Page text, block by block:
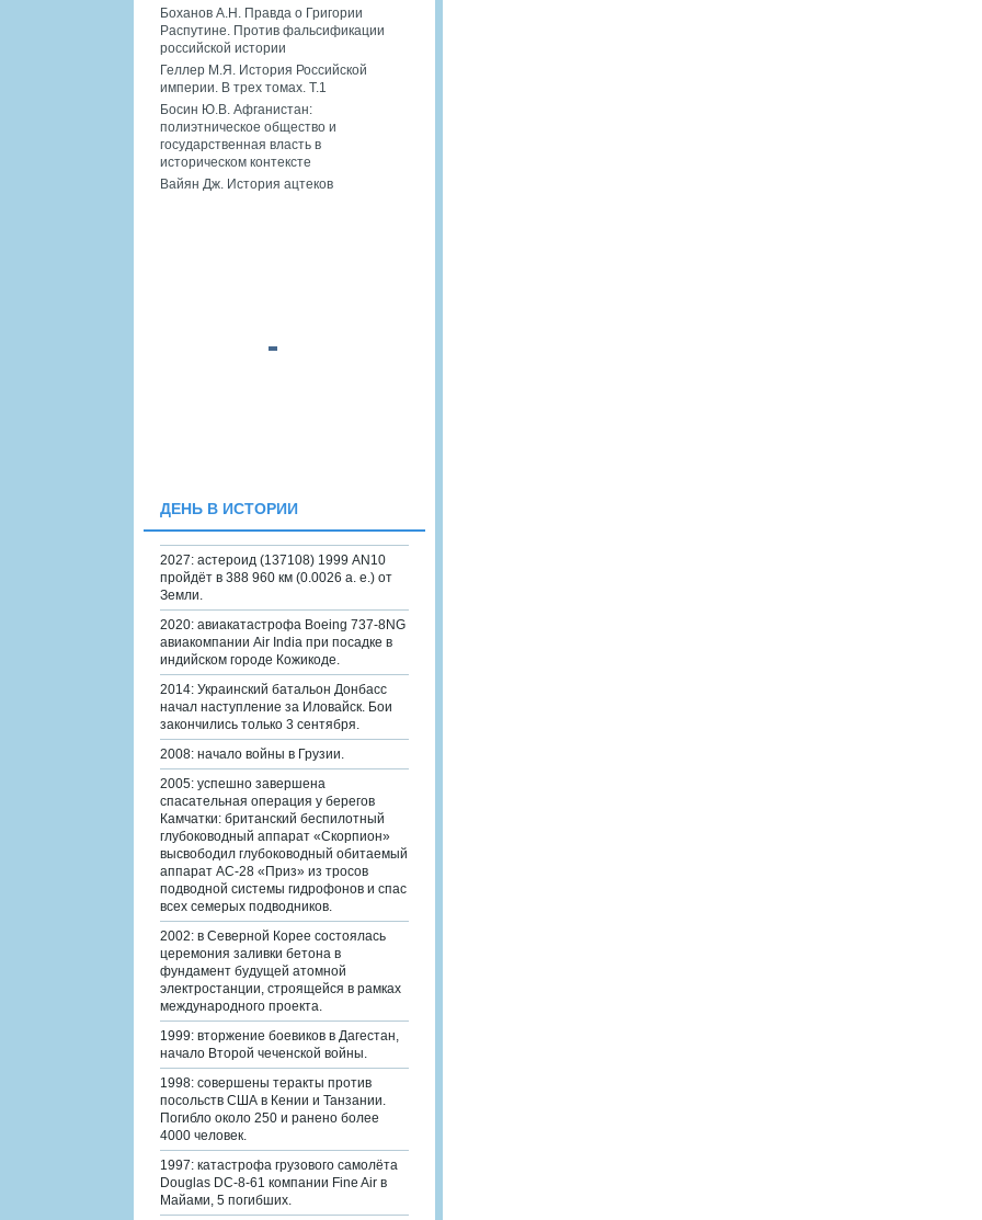
Боханов А.Н. Правда о Григории
Распутине. Против фальсификации
российской истории
Геллер М.Я. История Российской
империи. В трех томах. Т.1
Босин Ю.В. Афганистан:
полиэтническое общество и
государственная власть в
историческом контексте
Вайян Дж. История ацтеков
ДЕНЬ В ИСТОРИИ
2027: астероид (137108) 1999 AN10
пройдёт в 388 960 км (0.0026 а. е.) от
Земли.
2020: авиакатастрофа Boeing 737-8NG
авиакомпании Air India при посадке в
индийском городе Кожикоде.
2014: Украинский батальон Донбасс
начал наступление за Иловайск. Бои
закончились только 3 сентября.
2008: начало войны в Грузии.
2005: успешно завершена
спасательная операция у берегов
Камчатки: британский беспилотный
глубоководный аппарат «Скорпион»
высвободил глубоководный обитаемый
аппарат АС-28 «Приз» из тросов
подводной системы гидрофонов и спас
всех семерых подводников.
2002: в Северной Корее состоялась
церемония заливки бетона в
фундамент будущей атомной
электростанции, строящейся в рамках
международного проекта.
1999: вторжение боевиков в Дагестан,
начало Второй чеченской войны.
1998: совершены теракты против
посольств США в Кении и Танзании.
Погибло около 250 и ранено более
4000 человек.
1997: катастрофа грузового самолёта
Douglas DC-8-61 компании Fine Air в
Майами, 5 погибших.